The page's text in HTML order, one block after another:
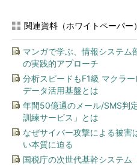
関連資料（ホワイトペーパー）
マンガで学ぶ、情報システム
の実践的アプローチ
分析スピードもF1級 マクラ
データ活用基盤とは
年間50億通のメール/SMS判
訓練サービス」とは
なぜサイバー攻撃による被害
い本質に迫る
国税庁の次世代基幹システム